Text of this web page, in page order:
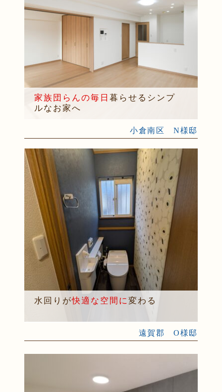
家族団らんの毎日 暮らせるシンプ
ルなお家へ
小倉南区 N様邸
水回りが快適な空間に変わる
遠賀郡 O様邸